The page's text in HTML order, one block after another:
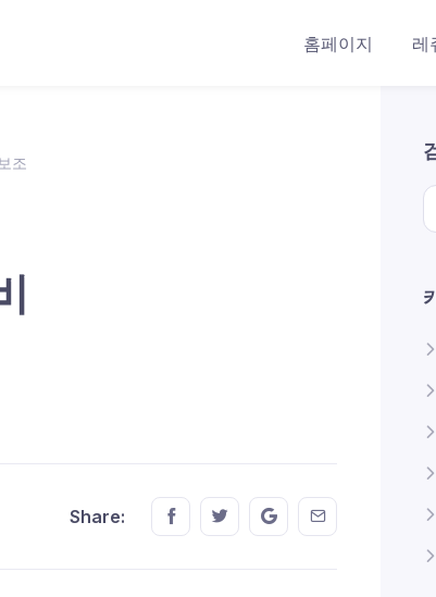
홈페이지 레
조
Share: Share this on FaceBook
Share this on Twitter
Share this on GMail
Share this on